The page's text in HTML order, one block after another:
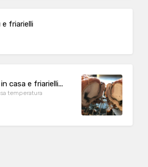
friarielli
casa e friarielli...
temperatura